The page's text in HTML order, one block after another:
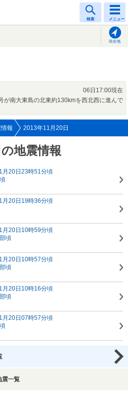
検索 メニュー
現在地
06日17:00現在
が南大東島の北東約130kmを西北西に進んで
報 2013年11月20日
地震情報
月20日23時51分頃
月20日19時36分頃
月20日10時59分頃
頃
月20日10時57分頃
頃
月20日10時16分頃
頃
月20日07時57分頃
震一覧